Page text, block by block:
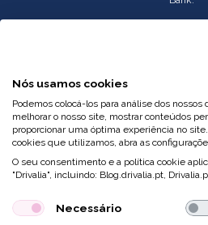
Nós usamos cookies
Podemos colocá-los para análise dos
melhorar o nosso site, mostrar conteúdos
proporcionar uma óptima experiência no
cookies que utilizamos, abra as
O seu consentimento e a política cookie
"Drivalia", incluindo: Blog.drivalia.pt,
Necessário